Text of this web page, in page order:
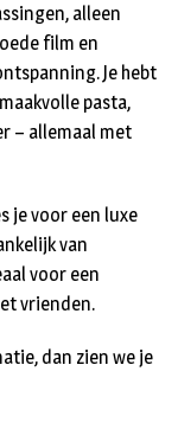
alleen
film en
Je hebt
pasta,
– allemaal met
je voor een luxe
van
voor een
vrienden.
dan zien we je